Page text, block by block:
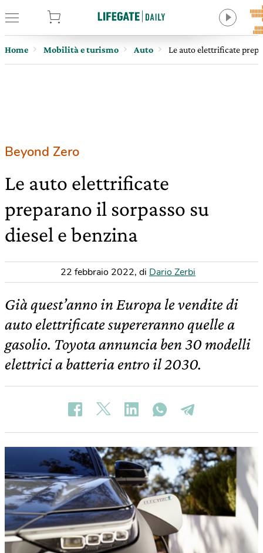
Home Mobilità e turismo Auto Le auto elettrificate
Beyond Zero
Le auto elettrificate
preparano il sorpasso su
diesel e benzina
22 febbraio 2022, di Dario Zerbi
Già quest’anno in Europa le vendite di
auto elettrificate supereranno quelle a
gasolio. Toyota annuncia ben 30 modelli
elettrici a batteria entro il 2030.